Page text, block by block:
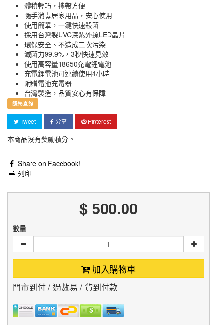
體積輕巧，攜帶方便
隨手消毒居家用品，安心使用
使用簡單，一鍵快速殺菌
採用台灣製UVC深紫外線LED晶片
環保安全、不造成二次污染
滅菌力99.9%，3秒快速見效
使用高容量18650充電鋰電池
充電鋰電池可連續使用4小時
附贈電池充電器
台灣製造，品質安心有保障
請先查詢
Tweet 分享 Pinterest
本商品沒有獎勵積分。
Share on Facebook!
列印
$ 500.00
數量
加入購物車
門市到付 / 過數易 / 貨到付款